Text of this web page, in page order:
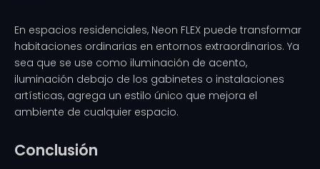
En espacios residenciales, Neon FLEX puede transformar
habitaciones ordinarias en entornos extraordinarios. Ya
sea que se use como iluminación de acento,
iluminación debajo de los gabinetes o instalaciones
artísticas, agrega un estilo único que mejora el
ambiente de cualquier espacio.
Conclusión